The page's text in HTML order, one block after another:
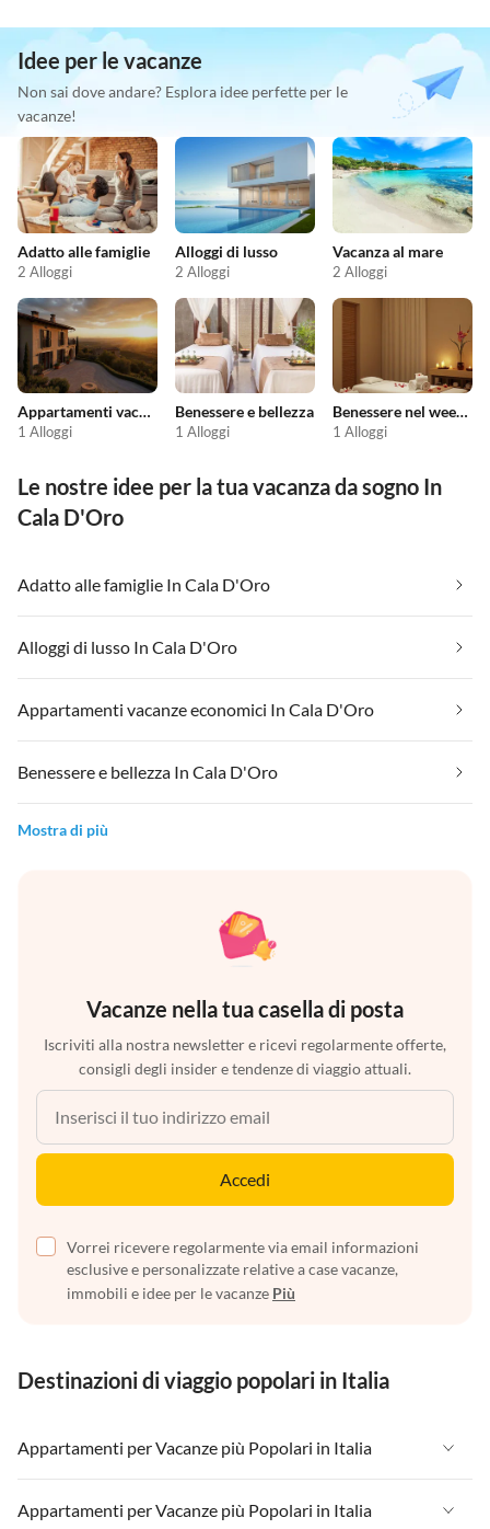
Idee per le vacanze
Non sai dove andare? Esplora idee perfette per le
vacanze!
Adatto alle famiglie
2 Alloggi
Alloggi di lusso
2 Alloggi
Vacanza al mare
2 Alloggi
Appartamenti vacanze economici
1 Alloggi
Benessere e bellezza
1 Alloggi
Benessere nel weekend
1 Alloggi
Le nostre idee per la tua vacanza da sogno In
Cala D'Oro
Adatto alle famiglie In Cala D'Oro
Alloggi di lusso In Cala D'Oro
Appartamenti vacanze economici In Cala D'Oro
Benessere e bellezza In Cala D'Oro
Mostra di più
Vacanze nella tua casella di posta
Iscriviti alla nostra newsletter e ricevi regolarmente offerte,
consigli degli insider e tendenze di viaggio attuali.
Accedi
Vorrei ricevere regolarmente via email informazioni
esclusive e personalizzate relative a case vacanze,
immobili e idee per le vacanze Più
Destinazioni di viaggio popolari in Italia
Appartamenti per Vacanze più Popolari in Italia
Appartamenti per Vacanze in Italia
Appartamenti per Vacanze più Popolari in Italia